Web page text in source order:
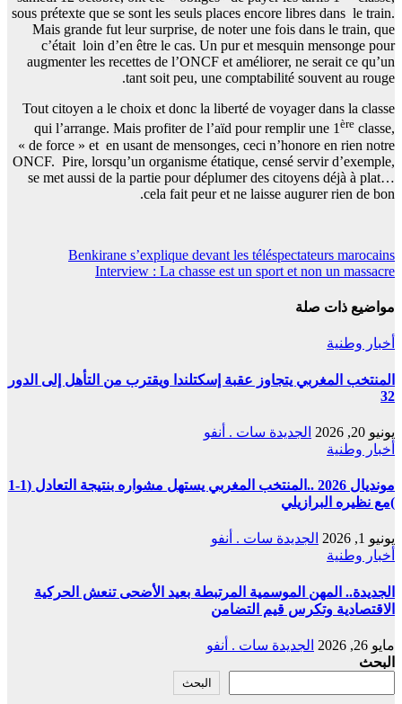
sous prétexte que se sont les seuls places encore libres dans le train.
Mais grande fut leur surprise, de noter une fois dans le train, que
c’était loin d’en être le cas. Un pur et mesquin mensonge pour
augmenter les recettes de l’ONCF et améliorer, ne serait ce qu’un
tant soit peu, une comptabilité souvent au rouge.
Tout citoyen a le choix et donc la liberté de voyager dans la classe
qui l’arrange. Mais profiter de l’aïd pour remplir une 1ère classe,
« de force » et en usant de mensonges, ceci n’honore en rien notre
ONCF. Pire, lorsqu’un organisme étatique, censé servir d’exemple,
se met aussi de la partie pour déplumer des citoyens déjà à plat…
cela fait peur et ne laisse augurer rien de bon.
تصفّح
المقالات
Benkirane s’explique devant les téléspectateurs marocains
Interview : La chasse est un sport et non un massacre
مواضيع ذات صلة
أخبار وطنية
المنتخب المغربي يتجاوز عقبة إسكتلندا ويقترب من التأهل إلى الدور
32
يونيو 20, 2026
الجديدة سات . أنفو
أخبار وطنية
مونديال 2026 ..المنتخب المغربي يستهل مشواره بنتيجة التعادل (1-1
)مع نظيره البرازيلي
يونيو 1, 2026
الجديدة سات . أنفو
أخبار وطنية
الجديدة.. المهن الموسمية المرتبطة بعيد الأضحى تنعش الحركية
الاقتصادية وتكرس قيم التضامن
مايو 26, 2026
الجديدة سات . أنفو
البحث
البحث